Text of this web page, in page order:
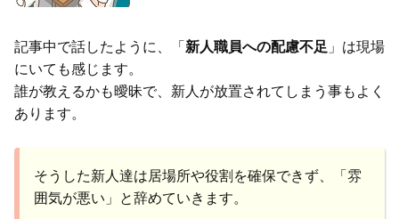
記事中で話したように、「 新人職員への配慮不足 」は現場
にいても感じます。
誰が教えるかも曖昧で、新人が放置されてしまう事もよく
あります。
そうした新人達は居場所や役割を確保できず、「雰
囲気が悪い」と辞めていきます。